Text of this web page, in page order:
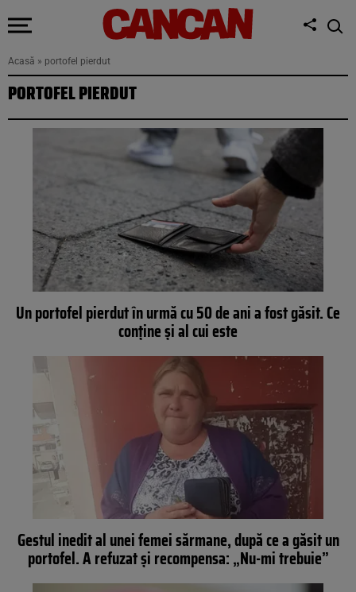
Acasă » portofel pierdut
PORTOFEL PIERDUT
Un portofel pierdut în urmă cu 50 de ani a fost găsit. Ce
conține și al cui este
Gestul inedit al unei femei sărmane, după ce a găsit un
portofel. A refuzat și recompensa: „Nu-mi trebuie”